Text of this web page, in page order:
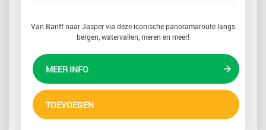
Van Banff naar Jasper via deze iconische panoramaroute langs
bergen, watervallen, meren en meer!
MEER INFO
TOEVOEGEN